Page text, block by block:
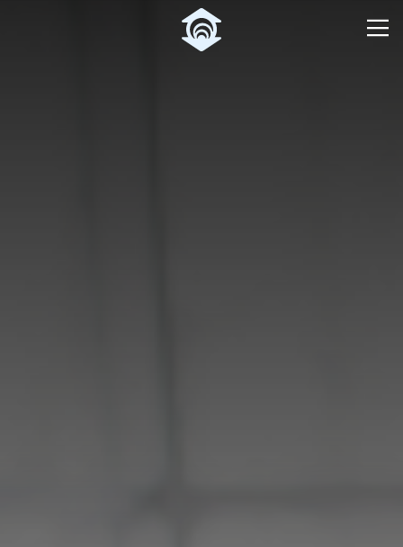
Pular para o Conteúdo principal